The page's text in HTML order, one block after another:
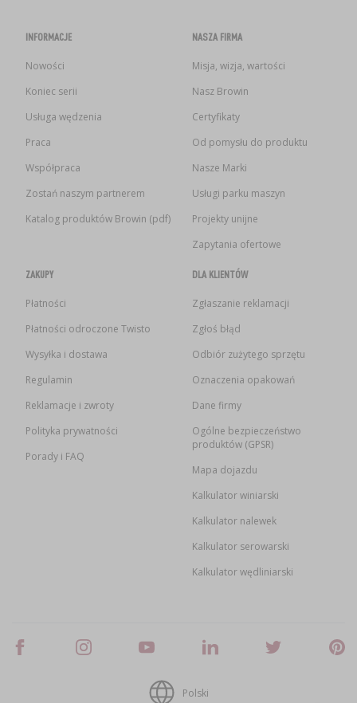
INFORMACJE
Nowości
Koniec serii
Usługa wędzenia
Praca
Współpraca
Zostań naszym partnerem
Katalog produktów Browin (pdf)
NASZA FIRMA
Misja, wizja, wartości
Nasz Browin
Certyfikaty
Od pomysłu do produktu
Nasze Marki
Usługi parku maszyn
Projekty unijne
Zapytania ofertowe
ZAKUPY
Płatności
Płatności odroczone Twisto
Wysyłka i dostawa
Regulamin
Reklamacje i zwroty
Polityka prywatności
Porady i FAQ
DLA KLIENTÓW
Zgłaszanie reklamacji
Zgłoś błąd
Odbiór zużytego sprzętu
Oznaczenia opakowań
Dane firmy
Ogólne bezpieczeństwo
produktów (GPSR)
Mapa dojazdu
Kalkulator winiarski
Kalkulator nalewek
Kalkulator serowarski
Kalkulator wędliniarski
Polski